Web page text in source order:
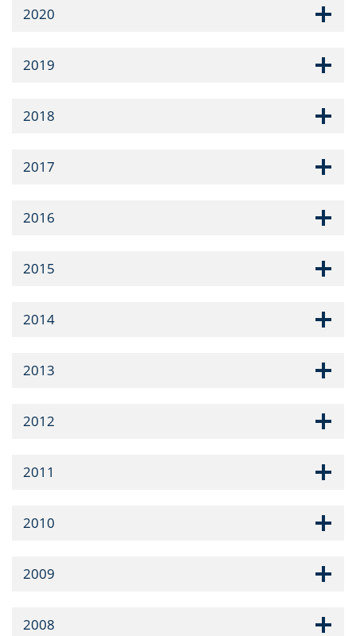
2020
2019
2018
2017
2016
2015
2014
2013
2012
2011
2010
2009
2008